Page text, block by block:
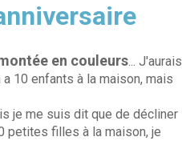
en couleurs... J'aurais
10 enfants à la maison, mais
je me suis dit que de décliner
petites filles à la maison, je